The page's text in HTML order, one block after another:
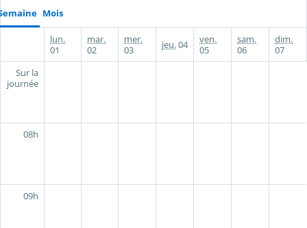
Mois
lun.
01
mar.
02
mer.
03
jeu.04
ven.
05
sam.
06
dim.
07
Sur la
journée
08h
09h